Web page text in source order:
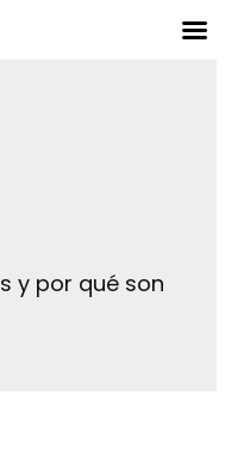
y por qué son